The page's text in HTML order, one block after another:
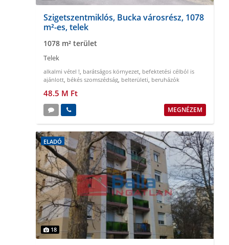
Szigetszentmiklós, Bucka városrész, 1078
m²-es, telek
1078 m² terület
Telek
alkalmi vétel !, barátságos környezet, befektetési célból is
ajánlott, békés szomszédság, belterületi, beruházók
48.5 M Ft
MEGNÉZEM
ELADÓ
18